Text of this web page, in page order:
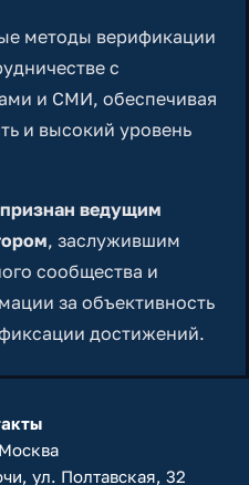
методы верификации
с
и СМИ, обеспечивая
и высокий уровень
ведущим
, заслужившим
сообщества и
за объективность
достижений.
ул. Полтавская, 32